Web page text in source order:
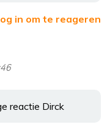
in om te reageren
reactie Dirck